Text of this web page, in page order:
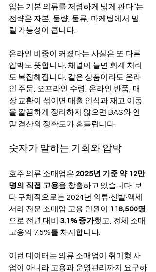
입는 기본 의류를 저렴하게 넓게 판다”는
전략은 자본, 물량, 물류, 마케팅에서 밀
릴 가능성이 큽니다.
온라인 비중이 커졌다는 사실은 또 다른
압박도 뜻합니다. 채널이 늘면 회계 처리
도 복잡해집니다. 같은 상품이라도 온라
인 주문, 오프라인 수령, 온라인 반품, 매
장 교환이 섞이면 매출 인식과 재고 이동
을 깔끔하게 정리하지 않으면 BAS와 연
말 결산의 정확도가 흔들립니다.
숫자가 말하는 기회와 압박
호주 의류 소매업은 2025년 기준 약 12만
명의 직접 고용을 창출하고 있습니다. 보
다 구체적으로는 2024년 의류·신발·액세
서리 전문 소매업 고용 인원이
118,500명
으로 전년 대비 3.1% 증가했고, 전체 소매
고용의 7.5%를 차지합니다.
이런 데이터는 의류 소매업이 취미형 사
업이 아니라 고용과 운영관리까지 요구하